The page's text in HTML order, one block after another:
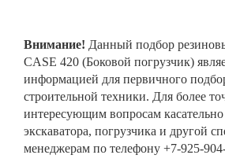
Внимание! Данный подбор
CASE 420 (Боковой погрузчик)
информацией для первичного
строительной техники. Для более
интересующим вопросам
экскаватора, погрузчика и другой
менеджерам по телефону +7-925-